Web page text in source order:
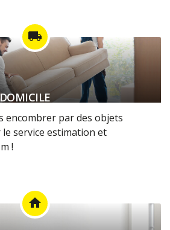
local_shipping
encombrer par des objets
service estimation et
!
home